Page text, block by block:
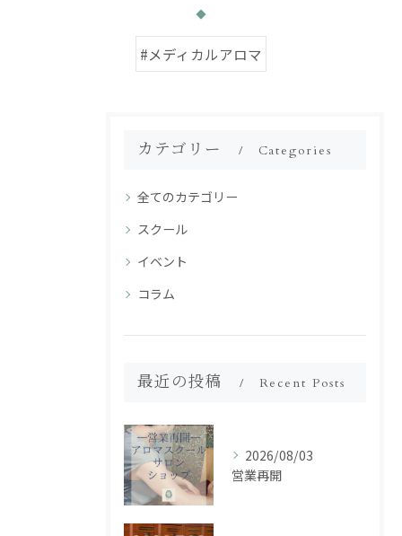
#メディカルアロマ
カテゴリー Categories
全てのカテゴリー
スクール
イベント
コラム
最近の投稿 Recent Posts
2026/08/03
営業再開